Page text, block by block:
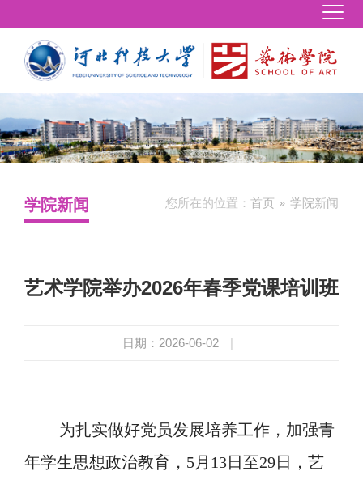
您所在的位置： 首页 学院新闻
学院新闻
艺术学院举办2026年春季党课培训班
日期：2026-06-02 |
为扎实做好党员发展培养工作，加强青
年学生思想政治教育，5月13日至29日，艺